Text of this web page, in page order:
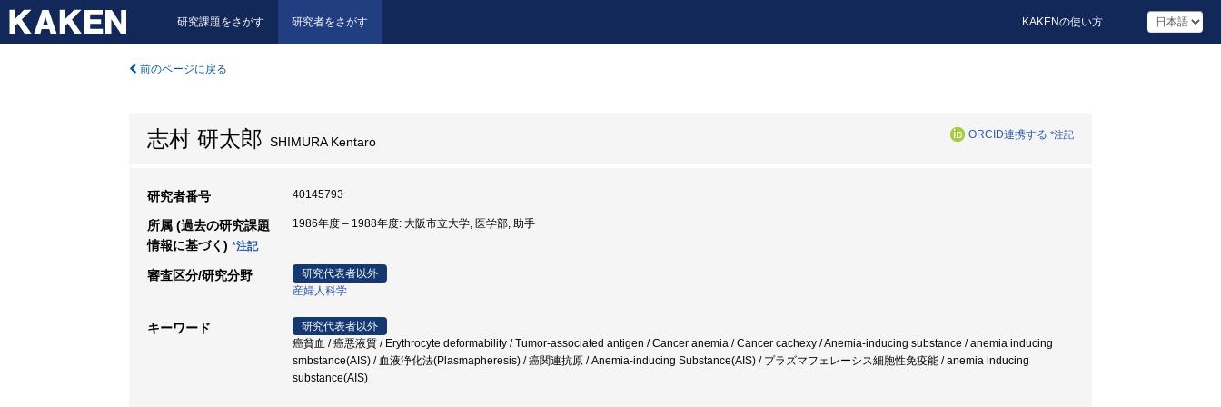
研究課題をさがす 研究者をさがす KAKENの使い方
前のページに戻る
志村 研太郎 SHIMURA Kentaro ORCID連携する *注記
研究者番号 40145793
所属 (過去の研究課題
情報に基づく) *注記
1986年度 – 1988年度: 大阪市立大学, 医学部, 助手
審査区分/研究分野
研究代表者以外
産婦人科学
キーワード
研究代表者以外
癌貧血 / 癌悪液質 / Erythrocyte deformability / Tumor-associated antigen / Cancer anemia / Cancer cachexy / Anemia-inducing substance / anemia inducing
smbstance(AIS) / 血液浄化法(Plasmapheresis) / 癌関連抗原 / Anemia-inducing Substance(AIS) / プラズマフェレーシス細胞性免疫能 / anemia inducing
substance(AIS)